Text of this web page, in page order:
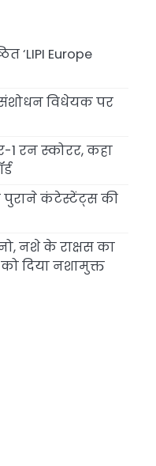
‘LIPI Europe
विधेयक पर
रन स्कोरर, कहा
पुराने कंटेस्टेंट्स की
नशे के राक्षस का
दिया नशामुक्त